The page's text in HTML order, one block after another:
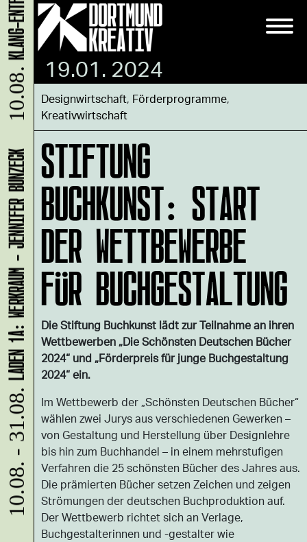
19.01. 2024
Designwirtschaft, Förderprogramme,
Kreativwirtschaft
STIFTUNG
BUCHKUNST: START
DER WETTBEWERBE
FÜR BUCHGESTALTUNG
Die Stiftung Buchkunst lädt zur Teilnahme an ihren
Wettbewerben „Die Schönsten Deutschen Bücher
2024“ und „Förderpreis für junge Buchgestaltung
2024“ ein.
Im Wettbewerb der „Schönsten Deutschen Bücher“
wählen zwei Jurys aus verschiedenen Gewerken –
von Gestaltung und Herstellung über Designlehre
bis hin zum Buchhandel – in einem mehrstufigen
Verfahren die 25 schönsten Bücher des Jahres aus.
Die prämierten Bücher setzen Zeichen und zeigen
Strömungen der deutschen Buchproduktion auf.
Der Wettbewerb richtet sich an Verlage,
Buchgestalterinnen und -gestalter wie
10.08. - 31.08.
LADEN 1A: WERKRAUM - JENNIFER BUNZECK
10.08.